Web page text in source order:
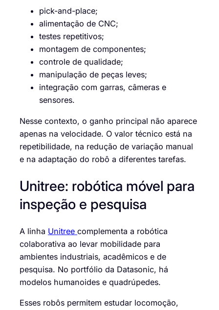
pick-and-place;
alimentação de CNC;
testes repetitivos;
montagem de componentes;
controle de qualidade;
manipulação de peças leves;
integração com garras, câmeras e
sensores.
Nesse contexto, o ganho principal não aparece
apenas na velocidade. O valor técnico está na
repetibilidade, na redução de variação manual
e na adaptação do robô a diferentes tarefas.
Unitree: robótica móvel para
inspeção e pesquisa
A linha Unitree complementa a robótica
colaborativa ao levar mobilidade para
ambientes industriais, acadêmicos e de
pesquisa. No portfólio da Datasonic, há
modelos humanoides e quadrúpedes.
Esses robôs permitem estudar locomoção,